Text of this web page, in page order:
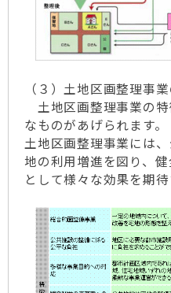
（３）土地区画整理事
土地区画整理事業の
なものがあげられます。
土地区画整理事業には
地の利用増進を図り、
として様々な効果を期